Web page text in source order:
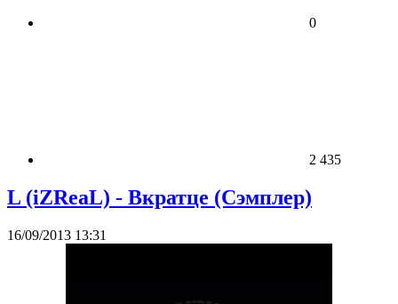
0
2 435
L (iZReaL) - Вкратце (Сэмплер)
16/09/2013 13:31